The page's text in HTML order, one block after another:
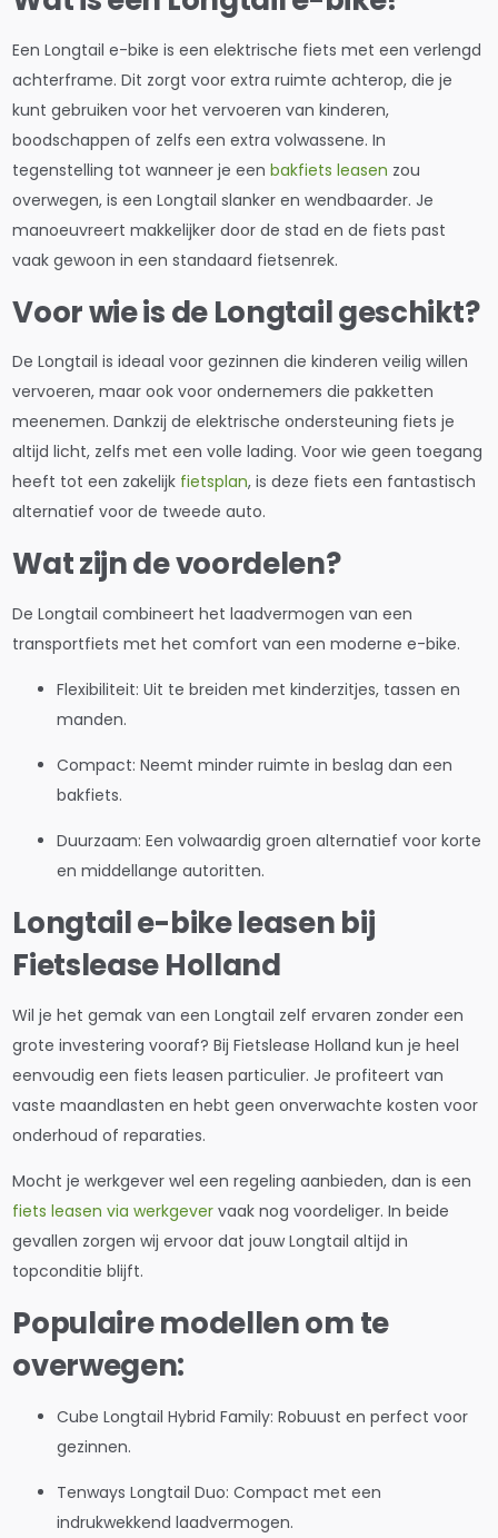
Een Longtail e-bike is een elektrische fiets met een verlengd
achterframe. Dit zorgt voor extra ruimte achterop, die je
kunt gebruiken voor het vervoeren van kinderen,
boodschappen of zelfs een extra volwassene. In
tegenstelling tot wanneer je eenbakfiets leasen zou
overwegen, is een Longtail slanker en wendbaarder. Je
manoeuvreert makkelijker door de stad en de fiets past
vaak gewoon in een standaard fietsenrek.
Voor wie is de Longtail geschikt?
De Longtail is ideaal voor gezinnen die kinderen veilig willen
vervoeren, maar ook voor ondernemers die pakketten
meenemen. Dankzij de elektrische ondersteuning fiets je
altijd licht, zelfs met een volle lading. Voor wie geen toegang
heeft tot een zakelijk fietsplan, is deze fiets een fantastisch
alternatief voor de tweede auto.
Wat zijn de voordelen?
De Longtail combineert het laadvermogen van een
transportfiets met het comfort van een moderne e-bike.
Flexibiliteit: Uit te breiden met kinderzitjes, tassen en
manden.
Compact: Neemt minder ruimte in beslag dan een
bakfiets.
Duurzaam: Een volwaardig groen alternatief voor korte
en middellange autoritten.
Longtail e-bike leasen bij
Fietslease Holland
Wil je het gemak van een Longtail zelf ervaren zonder een
grote investering vooraf? Bij Fietslease Holland kun je heel
eenvoudig een fiets leasen particulier. Je profiteert van
vaste maandlasten en hebt geen onverwachte kosten voor
onderhoud of reparaties.
Mocht je werkgever wel een regeling aanbieden, dan is een
fiets leasen via werkgever vaak nog voordeliger. In beide
gevallen zorgen wij ervoor dat jouw Longtail altijd in
topconditie blijft.
Populaire modellen om te
overwegen:
Cube Longtail Hybrid Family: Robuust en perfect voor
gezinnen.
Tenways Longtail Duo: Compact met een
indrukwekkend laadvermogen.